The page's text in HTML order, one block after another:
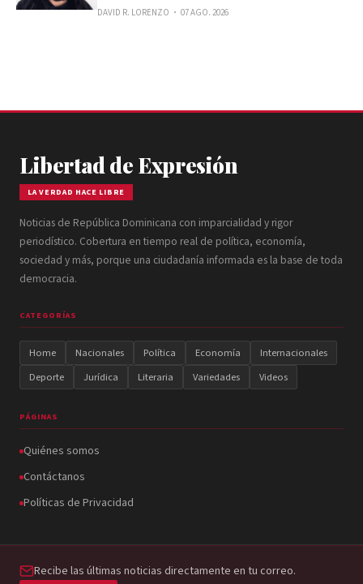
DAVID R. LORENZO 07 AGO. 2026
Libertad de Expresión
LA VERDAD HACE LIBRE
Noticias de República Dominicana con imparcialidad y rigor
periodístico. Cobertura en tiempo real de política, economía,
sociedad y más, porque una ciudadanía informada es la base de toda
democracia.
CATEGORÍAS
Home Nacionales Política Economía
Internacionales
Deporte
Jurídica Literaria Variedades Videos
PÁGINAS
Quiénes somos
Contáctanos
Políticas de Privacidad
Recibe las últimas noticias directamente en tu correo.